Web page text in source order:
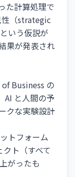
た計算処理で
性（strategic
いう仮説が
果が発表され
Business の
AI と人間の予
クな実験設計
トフォーム
ト（すべて
がったも